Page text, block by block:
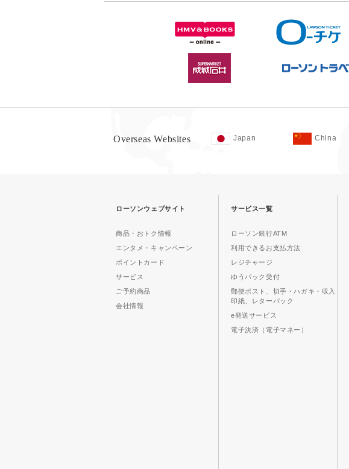
Overseas Websites Japan China
ローソンウェブサイト
商品・おトク情報
エンタメ・キャンペーン
ポイントカード
サービス
ご予約商品
会社情報
サービス一覧
ローソン銀行ATM
利用できるお支払方法
レジチャージ
ゆうパック受付
郵便ポスト、切手・ハガキ・収入
印紙、レターパック
e発送サービス
電子決済（電子マネー）